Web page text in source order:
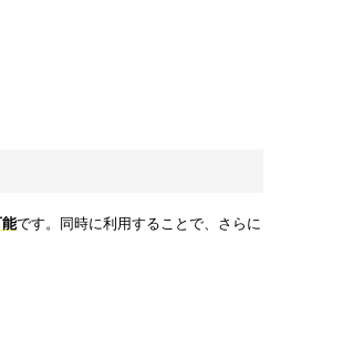
です。同時に利用することで、さらに